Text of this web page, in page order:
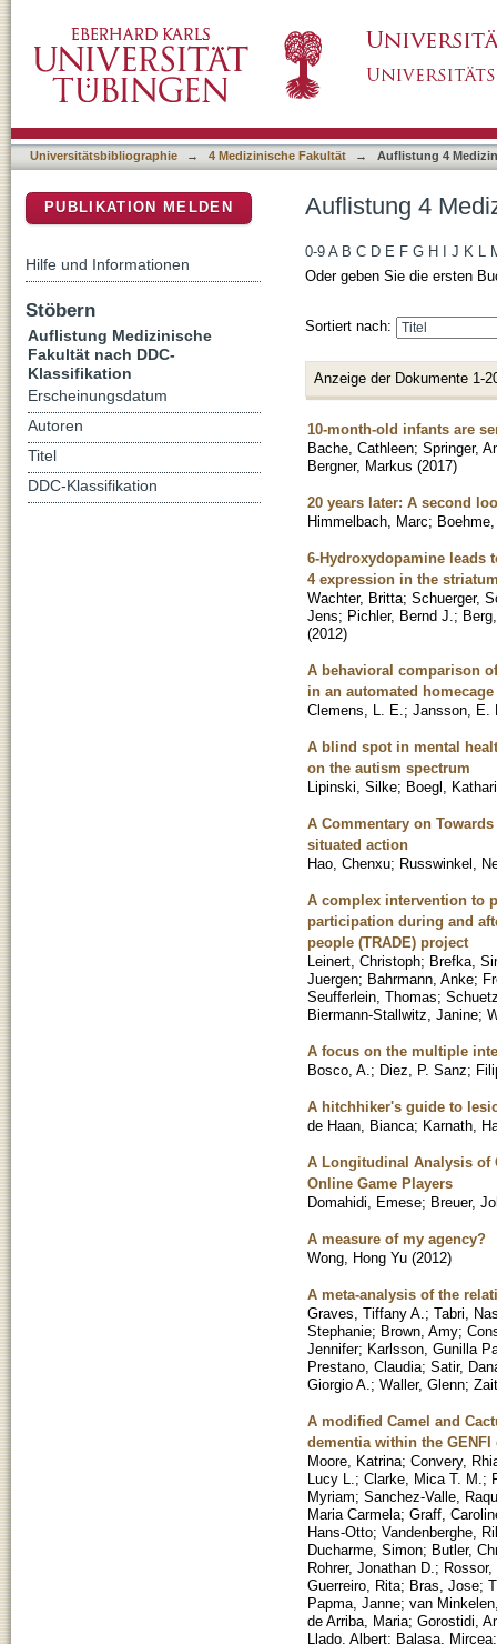
Universitätsbibliographie → 4 Medizinische Fakultät → Auflistung 4
Auflistung 4
0-9 A B C D E F G H J K L
Oder geben Sie die ersten
Sortiert nach:
Anzeige der Dokumente 1-
10-month-old infants are
Bache, Cathleen; Springer,
Bergner, Markus (2017)
20 years later: A second
Himmelbach, Marc;
6-Hydroxydopamine leads
4 expression in the
Wachter, Britta; Schuerger,
Jens; Pichler, Bernd J. ;
(2012)
A behavioral comparison
in an automated
Clemens, L. E. ; Jansson, E.
A blind spot in mental
on the autism spectrum
Lipinski, Silke; Boegl,
A Commentary on
situated action
Hao, Chenxu; Russwinkel,
A complex intervention to
participation during and
people (TRADE) project
Leinert, Christoph; Brefka,
Juergen; Bahrmann, Anke;
Seufferlein, Thomas;
Biermann-Stallwitz, Janine;
A focus on the multiple
Bosco, A. ; Diez, P. Sanz;
A hitchhiker's guide to
de Haan, Bianca; Karnath,
A Longitudinal Analysis of
Online Game Players
Domahidi, Emese; Breuer,
A measure of my agency?
Wong, Hong Yu (2012)
A meta-analysis of the
Graves, Tiffany A. ; Tabri,
Stephanie; Brown, Amy;
Jennifer; Karlsson, Gunilla
Prestano, Claudia; Satir,
Giorgio A. ; Waller, Glenn;
A modified Camel and
dementia within the GENFI
Moore, Katrina; Convery,
Lucy L. ; Clarke, Mica T. M. ;
Myriam; Sanchez-Valle,
Maria Carmela; Graff,
Hans-Otto; Vandenberghe,
Ducharme, Simon; Butler,
Rohrer, Jonathan D. ;
Guerreiro, Rita; Bras, Jose;
Papma, Janne; van
de Arriba, Maria; Gorostidi,
Llado, Albert; Balasa, Mircea
PUBLIKATION MELDEN
Hilfe und Informationen
Stöbern
Auflistung Medizinische
Fakultät nach DDC-
Klassifikation
Erscheinungsdatum
Autoren
Titel
DDC-Klassifikation